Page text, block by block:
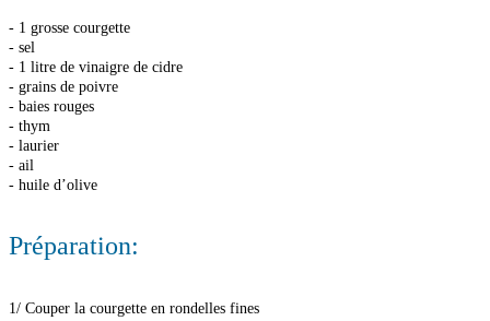
- 1 grosse courgette
- sel
- 1 litre de vinaigre de cidre
- grains de poivre
- baies rouges
- thym
- laurier
- ail
- huile d’olive
Préparation:
1/ Couper la courgette en rondelles fines